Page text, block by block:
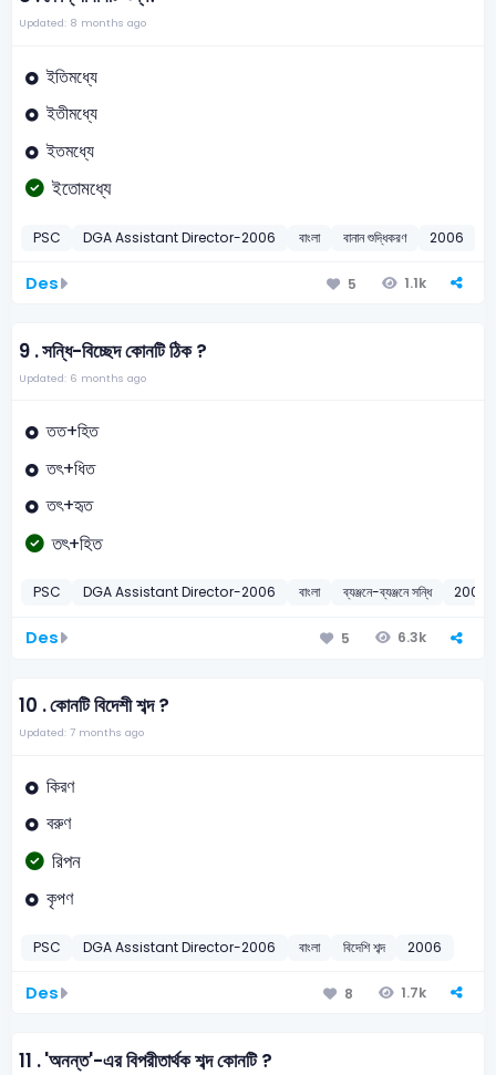
Updated: 8 months ago
ইতিমধ্যে
ইতীমধ্যে
ইতমধ্যে
ইতোমধ্যে
PSC DGA Assistant Director-2006 বাংলা বানান শুদ্ধিকরণ 2006
Des 5 1.1k
9 .সন্ধি-বিচ্ছেদ কোনটি ঠিক ?
Updated: 6 months ago
তত+হিত
তৎ+ধিত
তৎ+হৃত
তৎ+হিত
PSC DGA Assistant Director-2006 বাংলা ব্যঞ্জনে-ব্যঞ্জনে সন্ধি 2006
Des 5 6.3k
10 .কোনটি বিদেশী শব্দ ?
Updated: 7 months ago
কিরণ
বরুণ
রিপন
কৃপণ
PSC DGA Assistant Director-2006 বাংলা বিদেশি শব্দ 2006
Des 8 1.7k
11 .'অনন্ত'-এর বিপরীতার্থক শব্দ কোনটি ?